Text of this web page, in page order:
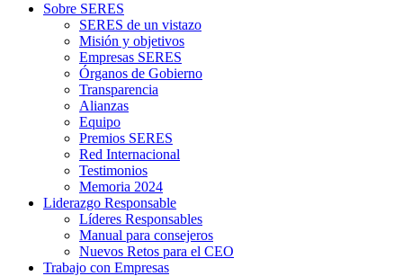
Sobre SERES
SERES de un vistazo
Misión y objetivos
Empresas SERES
Órganos de Gobierno
Transparencia
Alianzas
Equipo
Premios SERES
Red Internacional
Testimonios
Memoria 2024
Liderazgo Responsable
Líderes Responsables
Manual para consejeros
Nuevos Retos para el CEO
Trabajo con Empresas